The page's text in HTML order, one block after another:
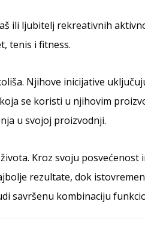
ili ljubitelj rekreativnih
tenis i fitness.
Njihove inicijative
se koristi u njihovim
u svojoj proizvodnji.
Kroz svoju posvećenost
rezultate, dok
savršenu kombinaciju